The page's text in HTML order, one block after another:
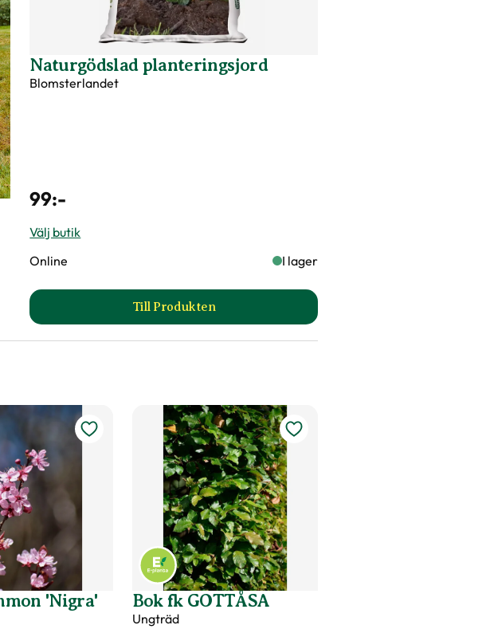
Naturgödslad planteringsjord
Blomsterlandet
99:-
Välj butik
Online
I lager
Till Produkten
till Naturgödslad planteringsjord produktsida
'Nigra' Bok fk GOTTÅSA
Ungträd